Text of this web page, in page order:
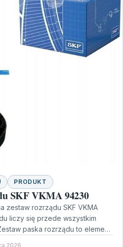
PRODUKT
SKF VKMA 94230
zestaw rozrządu SKF VKMA
liczy się przede wszystkim
paska rozrządu to element,
2026